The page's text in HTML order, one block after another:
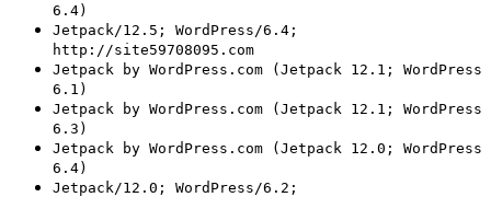
6.4)
Jetpack/12.5; WordPress/6.4;
http://site59708095.com
Jetpack by WordPress.com (Jetpack 12.1; WordPress
6.1)
Jetpack by WordPress.com (Jetpack 12.1; WordPress
6.3)
Jetpack by WordPress.com (Jetpack 12.0; WordPress
6.4)
Jetpack/12.0; WordPress/6.2;